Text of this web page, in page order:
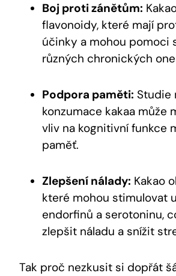
Boj proti zánětům:
flavonoidy, které mají
‌účinky a mohou pomoci
různých ⁤chronických
Podpora‍ paměti: Studie
konzumace kakaa může
vliv na kognitivní funkce
paměť.
Zlepšení nálady: Kakao
které mohou stimulovat
endorfinů a serotoninu,
zlepšit ⁣náladu a snížit
Tak proč nezkusit si dopřát